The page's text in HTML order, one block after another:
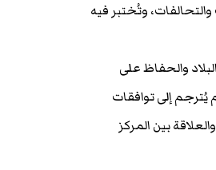
وتُختبر فيه
والحفاظ على
يُترجم إلى توافقات
بين المركز